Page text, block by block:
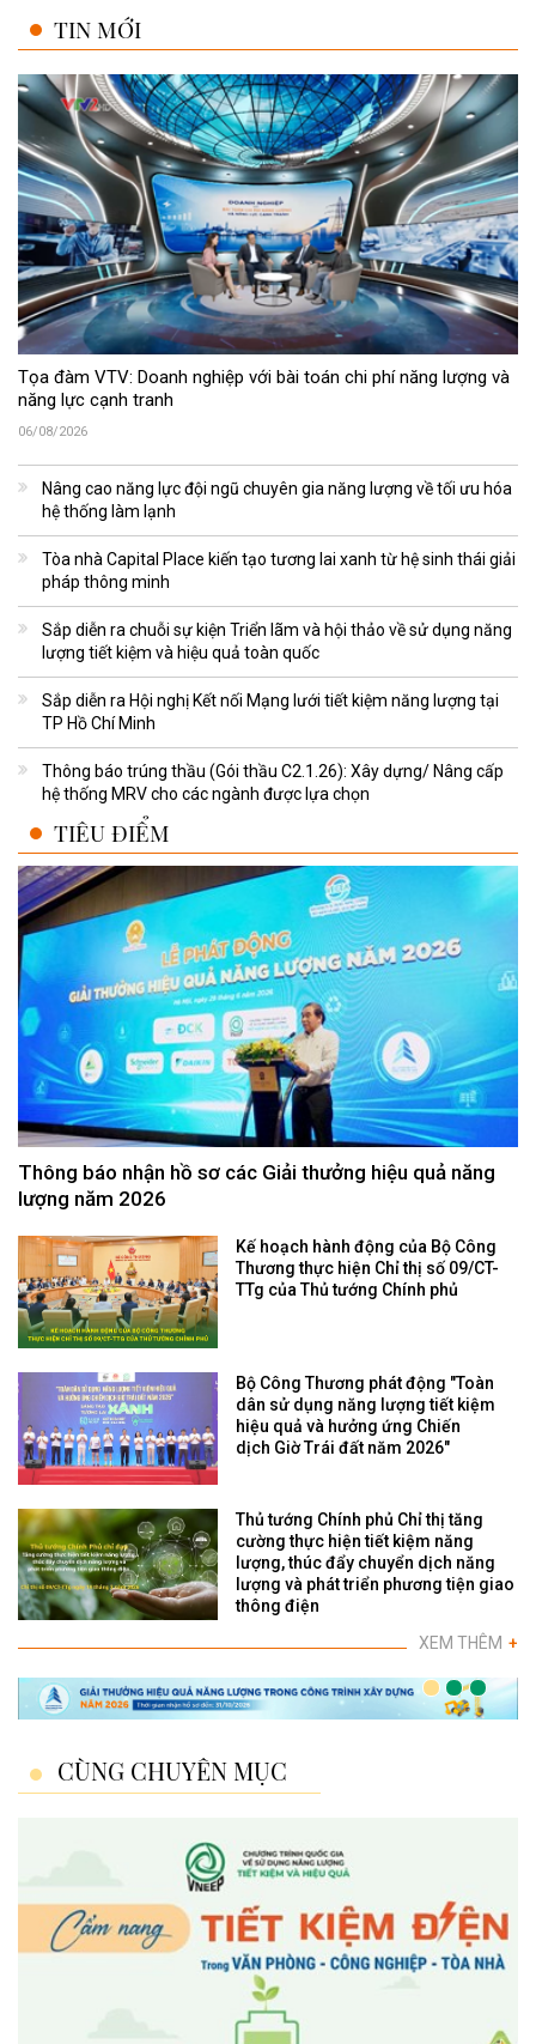
TIN MỚI
Tọa đàm VTV: Doanh nghiệp với bài toán chi phí năng lượng và
năng lực cạnh tranh
06/08/2026
Nâng cao năng lực đội ngũ chuyên gia năng lượng về tối ưu hóa
hệ thống làm lạnh
Tòa nhà Capital Place kiến tạo tương lai xanh từ hệ sinh thái giải
pháp thông minh
Sắp diễn ra chuỗi sự kiện Triển lãm và hội thảo về sử dụng năng
lượng tiết kiệm và hiệu quả toàn quốc
Sắp diễn ra Hội nghị Kết nối Mạng lưới tiết kiệm năng lượng tại
TP Hồ Chí Minh
Thông báo trúng thầu (Gói thầu C2.1.26): Xây dựng/ Nâng cấp
hệ thống MRV cho các ngành được lựa chọn
TIÊU ĐIỂM
Thông báo nhận hồ sơ các Giải thưởng hiệu quả năng
lượng năm 2026
Kế hoạch hành động của Bộ Công
Thương thực hiện Chỉ thị số 09/CT-
TTg của Thủ tướng Chính phủ
Bộ Công Thương phát động "Toàn
dân sử dụng năng lượng tiết kiệm
hiệu quả và hưởng ứng Chiến
dịch Giờ Trái đất năm 2026"
Thủ tướng Chính phủ Chỉ thị tăng
cường thực hiện tiết kiệm năng
lượng, thúc đẩy chuyển dịch năng
lượng và phát triển phương tiện giao
thông điện
XEM THÊM +
CÙNG CHUYÊN MỤC